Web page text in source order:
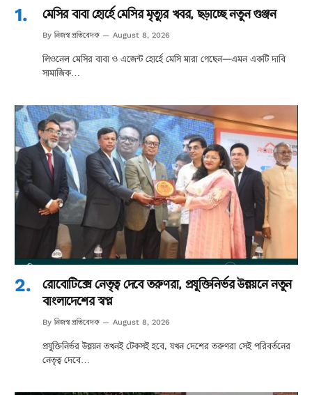
মেসির বাবা হোর্হে মেসির মৃত্যুর খবর, ছড়াচ্ছে নতুন গুঞ্জন
By নিজস্ব প্রতিবেদক August 8, 2026
লিওনেল মেসির বাবা ও এজেন্ট হোর্হে মেসি মারা গেছেন—এমন একটি দাবি
সামাজিক…
রোবোটিক্সে নেতৃত্ব দেবে তরুণরা, প্রযুক্তিনির্ভর উন্নয়নে নতুন
বাংলাদেশের স্বপ্ন
By নিজস্ব প্রতিবেদক August 8, 2026
প্রযুক্তিনির্ভর উন্নয়ন তখনই টেকসই হবে, যখন দেশের তরুণরা সেই পরিবর্তনের
নেতৃত্ব দেবে…